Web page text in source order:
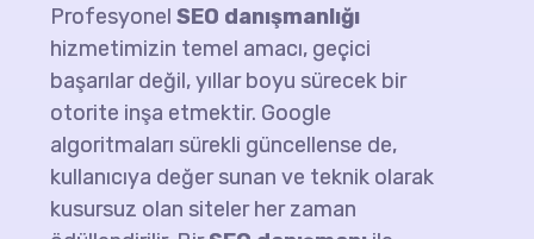
ProfesyonelSEO danışmanlığı
hizmetimizin temel amacı, geçici
başarılar değil, yıllar boyu sürecek bir
otorite inşa etmektir. Google
algoritmaları sürekli güncellense de,
kullanıcıya değer sunan ve teknik olarak
kusursuz olan siteler her zaman